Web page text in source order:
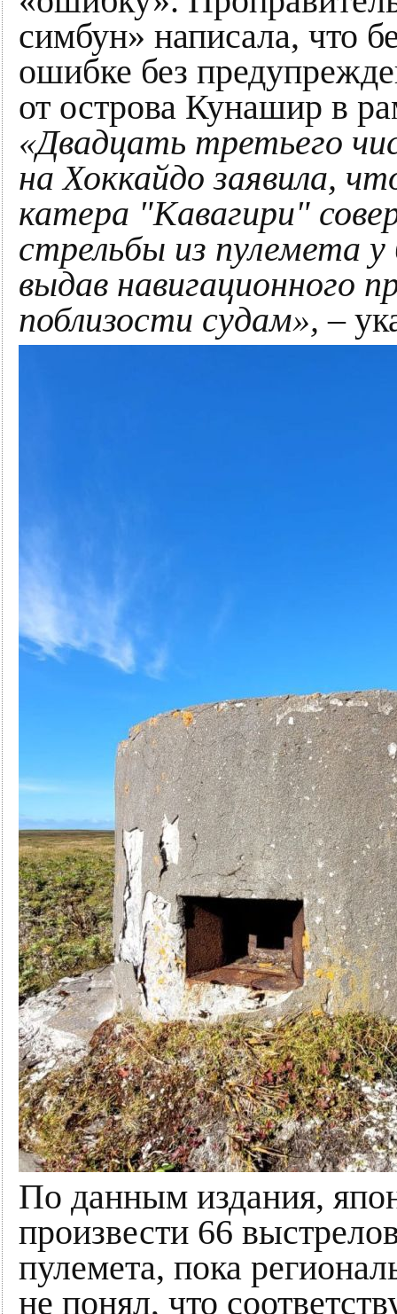
симбун» написала, что
ошибке без
от острова Кунашир в
«Двадцать третьего
наХоккайдо заявила,
катера "Кавагири"
стрельбы из пулемета
выдав навигационного
поблизости судам», –
По данным издания,
произвести 66
пулемета, пока
не понял, что